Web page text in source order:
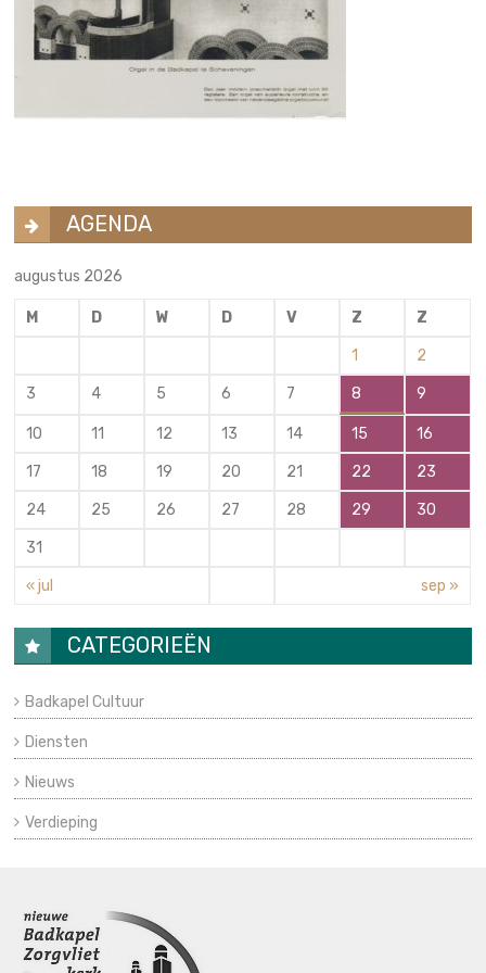
AGENDA
augustus 2026
M D W D V Z Z
1 2
3 4 5 6 7 8 9
10 11 12 13 14 15 16
17 18 19 20 21 22 23
24 25 26 27 28 29 30
31
« jul sep »
CATEGORIEËN
Badkapel Cultuur
Diensten
Nieuws
Verdieping